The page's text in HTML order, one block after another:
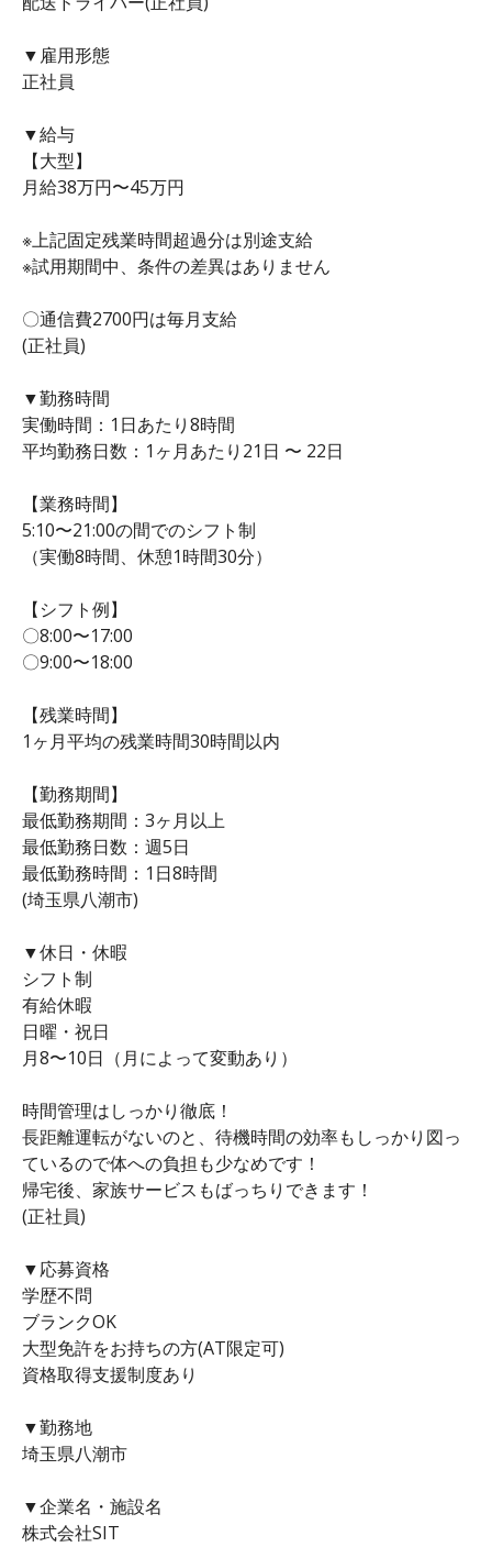
▼雇用形態
正社員
▼給与
【大型】
月給38万円〜45万円
※上記固定残業時間超過分は別途支給
※試用期間中、条件の差異はありません
〇通信費2700円は毎月支給
(正社員)
▼勤務時間
実働時間：1日あたり8時間
平均勤務日数：1ヶ月あたり21日 〜 22日
【業務時間】
5:10〜21:00の間でのシフト制
（実働8時間、休憩1時間30分）
【シフト例】
〇8:00〜17:00
〇9:00〜18:00
【残業時間】
1ヶ月平均の残業時間30時間以内
【勤務期間】
最低勤務期間：3ヶ月以上
最低勤務日数：週5日
最低勤務時間：1日8時間
(埼玉県八潮市)
▼休日・休暇
シフト制
有給休暇
日曜・祝日
月8〜10日（月によって変動あり）
時間管理はしっかり徹底！
長距離運転がないのと、待機時間の効率もしっかり図っ
ているので体への負担も少なめです！
帰宅後、家族サービスもばっちりできます！
(正社員)
▼応募資格
学歴不問
ブランクOK
大型免許をお持ちの方(AT限定可)
資格取得支援制度あり
▼勤務地
埼玉県八潮市
▼企業名・施設名
株式会社SIT